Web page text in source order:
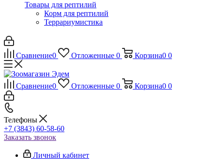
Товары для рептилий
Корм для рептилий
Террариумистика
Сравнение0 Отложенные 0 Корзина0 0
Сравнение0 Отложенные 0 Корзина0 0
Телефоны
+7 (3843) 60-58-60
Заказать звонок
Личный кабинет